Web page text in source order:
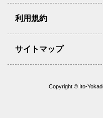
利用規約
サイトマップ
Copyright © Ito-